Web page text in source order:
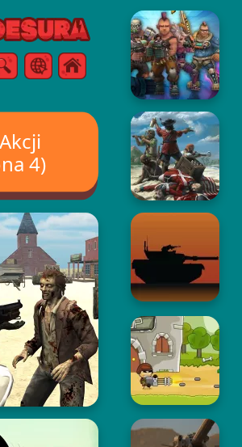
Online Games
SzukajMenu
4)